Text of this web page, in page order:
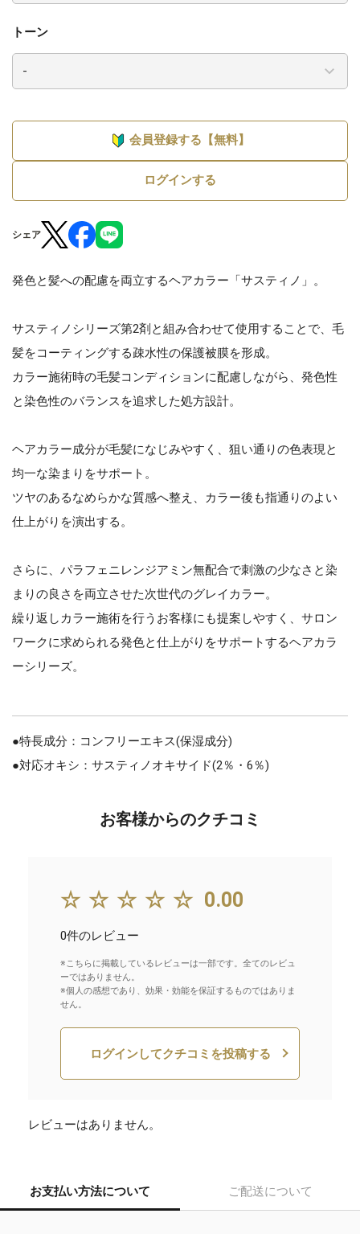
トーン
会員登録する【無料】
ログインする
シェア
発色と髪への配慮を両立するヘアカラー「サスティノ」。
サスティノシリーズ第2剤と組み合わせて使用することで、毛
髪をコーティングする疎水性の保護被膜を形成。
カラー施術時の毛髪コンディションに配慮しながら、発色性
と染色性のバランスを追求した処方設計。
ヘアカラー成分が毛髪になじみやすく、狙い通りの色表現と
均一な染まりをサポート。
ツヤのあるなめらかな質感へ整え、カラー後も指通りのよい
仕上がりを演出する。
さらに、パラフェニレンジアミン無配合で刺激の少なさと染
まりの良さを両立させた次世代のグレイカラー。
繰り返しカラー施術を行うお客様にも提案しやすく、サロン
ワークに求められる発色と仕上がりをサポートするヘアカラ
ーシリーズ。
●特長成分：コンフリーエキス(保湿成分)
●対応オキシ：サスティノオキサイド(2％・6％)
お客様からのクチコミ
☆☆☆☆☆ 0.00
0件のレビュー
※こちらに掲載しているレビューは一部です。全てのレビュ
ーではありません。
※個人の感想であり、効果・効能を保証するものではありま
せん。
ログインしてクチコミを投稿する
レビューはありません。
お支払い方法について ご配送について